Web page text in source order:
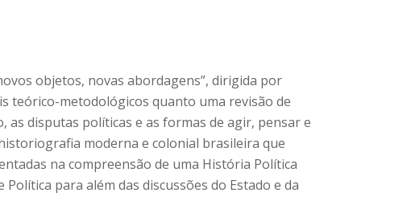
objetos, novas abordagens”, dirigida por
teórico-metodológicos quanto uma revisão de
as disputas políticas e as formas de agir, pensar e
moderna e colonial brasileira que
na compreensão de uma História Política
para além das discussões do Estado e da